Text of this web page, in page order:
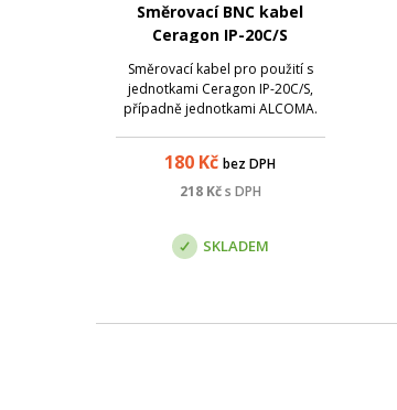
Směrovací BNC kabel
Ceragon IP-20C/S
Směrovací kabel pro použití s
jednotkami Ceragon IP-20C/S,
případně jednotkami ALCOMA.
druhé. Délka 1m.
180 Kč bez DPH
218Kčs DPH
SKLADEM